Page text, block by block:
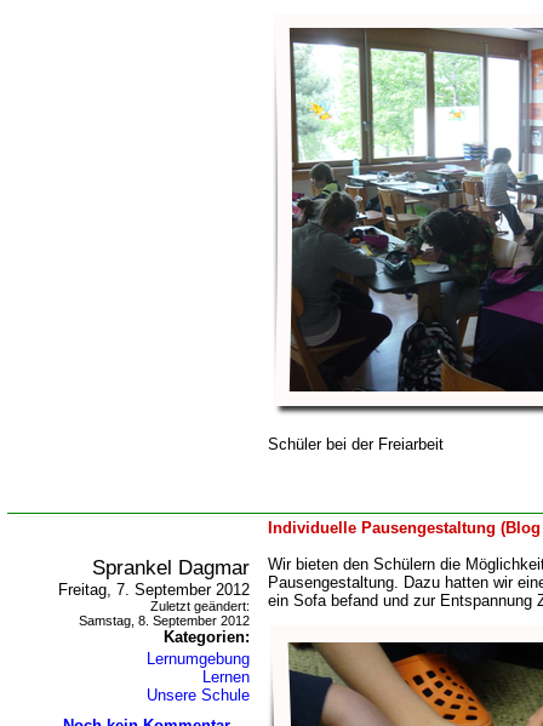
Schüler bei der Freiarbeit
Individuelle Pausengestaltung
Sprankel Dagmar
Freitag, 7. September 2012
Zuletzt geändert:
Samstag, 8. September 2012
Kategorien:
Lernumgebung
Lernen
Unsere Schule
Wir bieten den Schülern die
Pausengestaltung. Dazu hatten wir
ein Sofa befand und zur Entspannung